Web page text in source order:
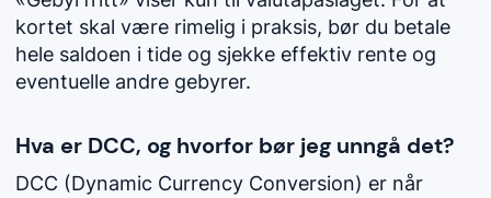
kortet skal være rimelig i praksis, bør du betale
hele saldoen i tide og sjekke effektiv rente og
eventuelle andre gebyrer.
Hva er DCC, og hvorfor bør jeg unngå det?
DCC (Dynamic Currency Conversion) er når